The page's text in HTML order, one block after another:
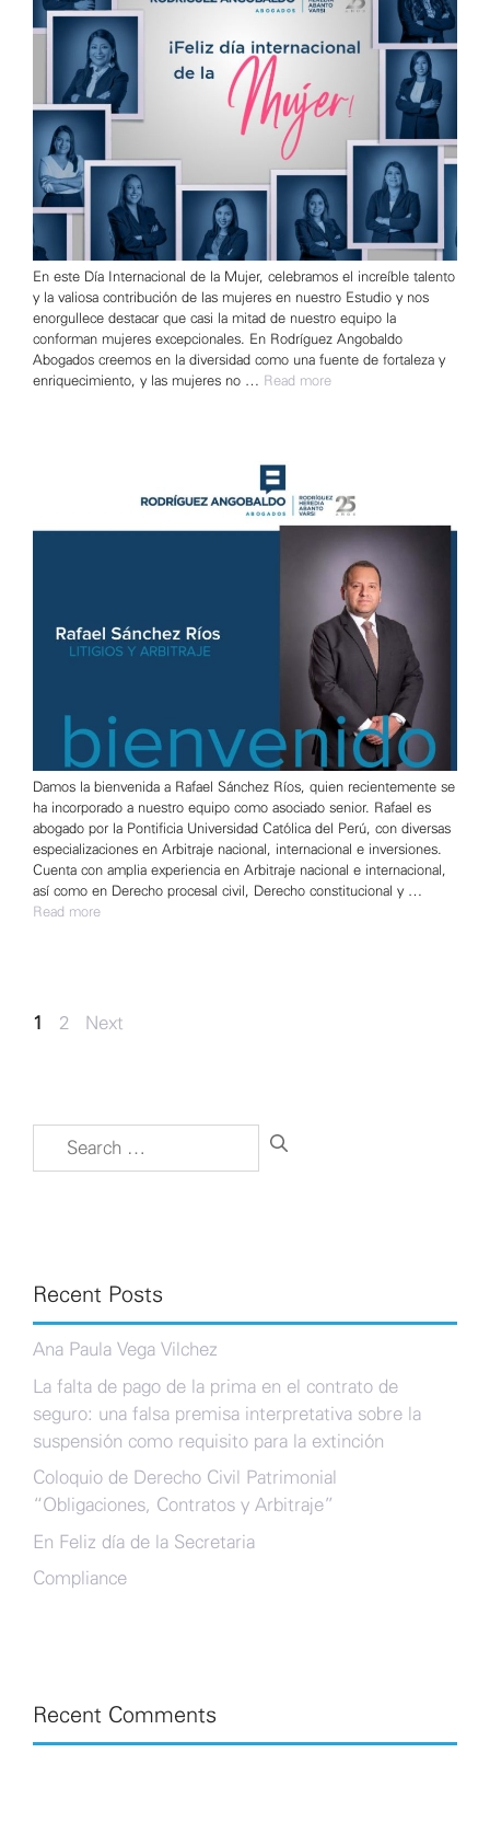
En este Día Internacional de la Mujer, celebramos el increíble talento
y la valiosa contribución de las mujeres en nuestro Estudio y nos
enorgullece destacar que casi la mitad de nuestro equipo la
conforman mujeres excepcionales. En Rodríguez Angobaldo
Abogados creemos en la diversidad como una fuente de fortaleza y
enriquecimiento, y las mujeres no …
Read more
Damos la bienvenida a Rafael Sánchez Ríos, quien recientemente se
ha incorporado a nuestro equipo como asociado senior. Rafael es
abogado por la Pontificia Universidad Católica del Perú, con diversas
especializaciones en Arbitraje nacional, internacional e inversiones.
Cuenta con amplia experiencia en Arbitraje nacional e internacional,
así como en Derecho procesal civil, Derecho constitucional y …
Read more
Post
Page
1 Page
2 Next
Search
Recent Posts
Ana Paula Vega Vilchez
La falta de pago de la prima en el contrato de
seguro: una falsa premisa interpretativa sobre la
suspensión como requisito para la extinción
Coloquio de Derecho Civil Patrimonial
“Obligaciones, Contratos y Arbitraje”
En Feliz día de la Secretaria
Compliance
Recent Comments